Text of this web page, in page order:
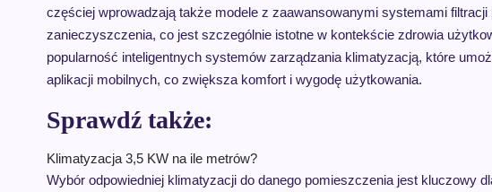
częściej wprowadzają także modele z zaawansowanymi systemami
zanieczyszczenia, co jest szczególnie istotne w kontekście zdrowia
popularność inteligentnych systemów zarządzania klimatyzacją, które
aplikacji mobilnych, co zwiększa komfort i wygodę użytkowania.
Sprawdź także:
Klimatyzacja 3,5 KW na ile metrów?
Wybór odpowiedniej klimatyzacji do danego pomieszczenia jest kluczowy